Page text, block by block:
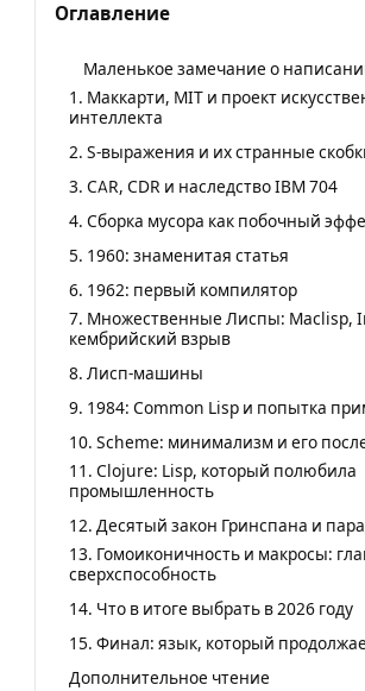
Оглавление
Маленькое замечание о
1. Маккарти, MIT и проект
интеллекта
2. S-выражения и их странные
3. CAR, CDR и наследство IBM 704
4. Сборка мусора как побочный
5. 1960: знаменитая статья
6. 1962: первый компилятор
7. Множественные Лиспы: Maclisp,
кембрийский взрыв
8. Лисп-машины
9. 1984: Common Lisp и попытка
10. Scheme: минимализм и его
11. Clojure: Lisp, который полюбила
промышленность
12. Десятый закон Гринспана и
13. Гомоиконичность и макросы:
сверхспособность
14. Что в итоге выбрать в 2026 году
15. Финал: язык, который
Дополнительное чтение